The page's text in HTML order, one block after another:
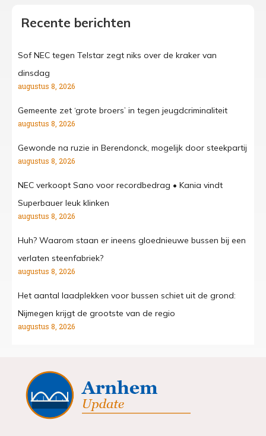
Recente berichten
Sof NEC tegen Telstar zegt niks over de kraker van
dinsdag
augustus 8, 2026
Gemeente zet ‘grote broers’ in tegen jeugdcriminaliteit
augustus 8, 2026
Gewonde na ruzie in Berendonck, mogelijk door steekpartij
augustus 8, 2026
NEC verkoopt Sano voor recordbedrag • Kania vindt
Superbauer leuk klinken
augustus 8, 2026
Huh? Waarom staan er ineens gloednieuwe bussen bij een
verlaten steenfabriek?
augustus 8, 2026
Het aantal laadplekken voor bussen schiet uit de grond:
Nijmegen krijgt de grootste van de regio
augustus 8, 2026